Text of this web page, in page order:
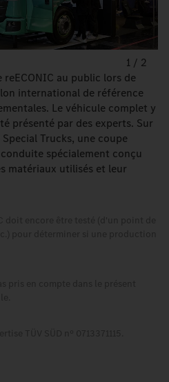
1 / 2
au public lors de
international de référence
Le véhicule complet y
présenté par des experts. Sur
Trucks, une coupe
spécialement conçu
matériaux utilisés et leur